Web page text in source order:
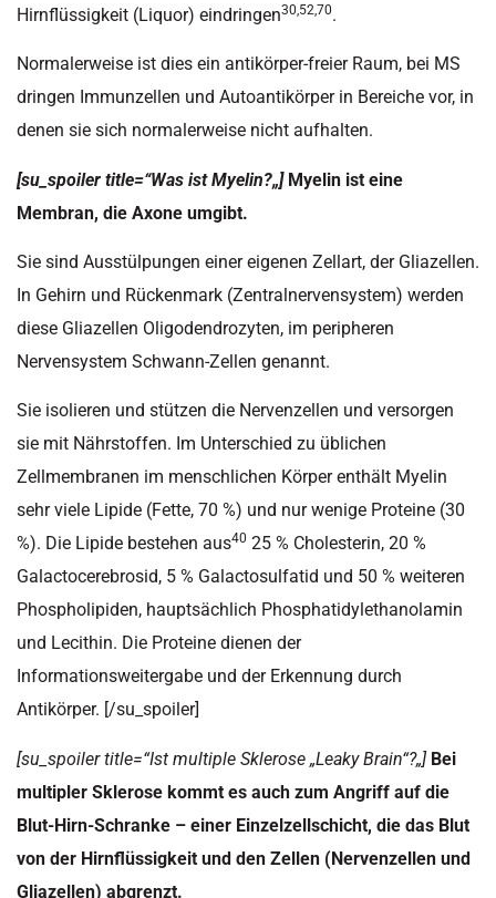
Hirnflüssigkeit (Liquor) eindringen30,52,70.
Normalerweise ist dies ein antikörper-freier Raum, bei MS
dringen Immunzellen und Autoantikörper in Bereiche vor, in
denen sie sich normalerweise nicht aufhalten.
[su_spoiler title=“Was ist Myelin?„] Myelin ist eine
Membran, die Axone umgibt.
Sie sind Ausstülpungen einer eigenen Zellart, der Gliazellen.
In Gehirn und Rückenmark (Zentralnervensystem) werden
diese Gliazellen Oligodendrozyten, im peripheren
Nervensystem Schwann-Zellen genannt.
Sie isolieren und stützen die Nervenzellen und versorgen
sie mit Nährstoffen. Im Unterschied zu üblichen
Zellmembranen im menschlichen Körper enthält Myelin
sehr viele Lipide (Fette, 70 %) und nur wenige Proteine (30
%). Die Lipide bestehen aus40 25 % Cholesterin, 20 %
Galactocerebrosid, 5 % Galactosulfatid und 50 % weiteren
Phospholipiden, hauptsächlich Phosphatidylethanolamin
und Lecithin. Die Proteine dienen der
Informationsweitergabe und der Erkennung durch
Antikörper. [/su_spoiler]
[su_spoiler title=“Ist multiple Sklerose „Leaky Brain“?„] Bei
multipler Sklerose kommt es auch zum Angriff auf die
Blut-Hirn-Schranke – einer Einzelzellschicht, die das Blut
von der Hirnflüssigkeit und den Zellen (Nervenzellen und
Gliazellen) abgrenzt.